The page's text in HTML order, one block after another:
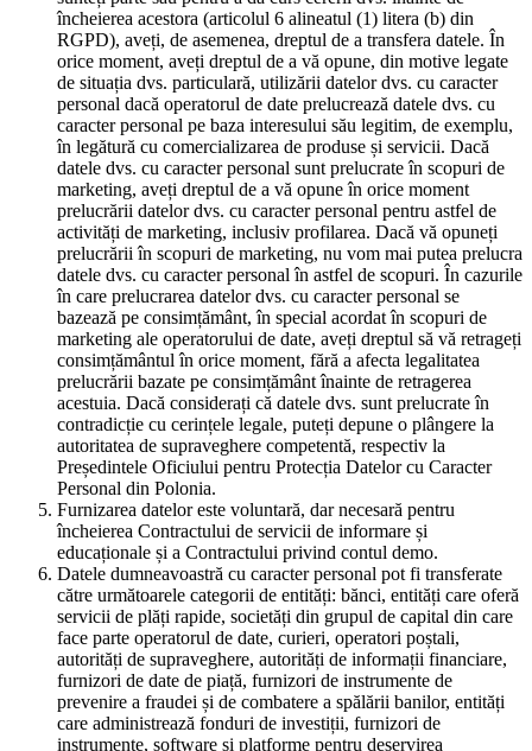
încheierea acestora (articolul 6 alineatul (1) litera (b) din
RGPD), aveți, de asemenea, dreptul de a transfera datele. În
orice moment, aveți dreptul de a vă opune, din motive legate
de situația dvs. particulară, utilizării datelor dvs. cu caracter
personal dacă operatorul de date prelucrează datele dvs. cu
caracter personal pe baza interesului său legitim, de exemplu,
în legătură cu comercializarea de produse și servicii. Dacă
datele dvs. cu caracter personal sunt prelucrate în scopuri de
marketing, aveți dreptul de a vă opune în orice moment
prelucrării datelor dvs. cu caracter personal pentru astfel de
activități de marketing, inclusiv profilarea. Dacă vă opuneți
prelucrării în scopuri de marketing, nu vom mai putea prelucra
datele dvs. cu caracter personal în astfel de scopuri. În cazurile
în care prelucrarea datelor dvs. cu caracter personal se
bazează pe consimțământ, în special acordat în scopuri de
marketing ale operatorului de date, aveți dreptul să vă retrageți
consimțământul în orice moment, fără a afecta legalitatea
prelucrării bazate pe consimțământ înainte de retragerea
acestuia. Dacă considerați că datele dvs. sunt prelucrate în
contradicție cu cerințele legale, puteți depune o plângere la
autoritatea de supraveghere competentă, respectiv la
Președintele Oficiului pentru Protecția Datelor cu Caracter
Personal din Polonia.
Furnizarea datelor este voluntară, dar necesară pentru
încheierea Contractului de servicii de informare și
educaționale și a Contractului privind contul demo.
Datele dumneavoastră cu caracter personal pot fi transferate
către următoarele categorii de entități: bănci, entități care oferă
servicii de plăți rapide, societăți din grupul de capital din care
face parte operatorul de date, curieri, operatori poștali,
autorități de supraveghere, autorități de informații financiare,
furnizori de date de piață, furnizori de instrumente de
prevenire a fraudei și de combatere a spălării banilor, entități
care administrează fonduri de investiții, furnizori de
instrumente, software și platforme pentru deservirea